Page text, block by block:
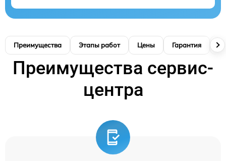
Преимущества Этапы работ Цены Гарантия
Преимущества сервис-
центра